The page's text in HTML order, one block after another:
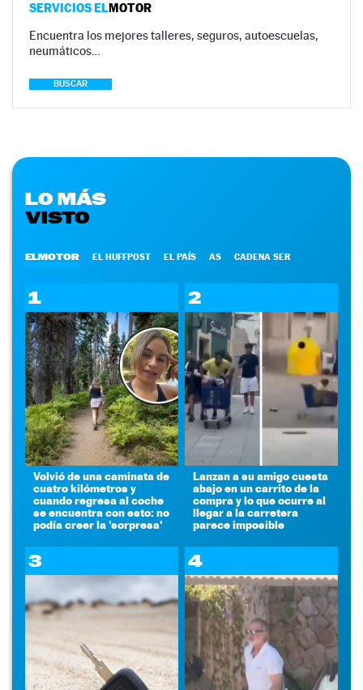
SERVICIOS ELMOTOR
Encuentra los mejores talleres, seguros, autoescuelas,
neumáticos…
BUSCAR
LO MÁS
VISTO
ELMOTOR EL HUFFPOST EL PAÍS AS CADENA SER
1
Volvió de una caminata de
cuatro kilómetros y
cuando regresa al coche
se encuentra con esto: no
podía creer la 'sorpresa'
2
Lanzan a su amigo cuesta
abajo en un carrito de la
compra y lo que ocurre al
llegar a la carretera
parece imposible
3 4